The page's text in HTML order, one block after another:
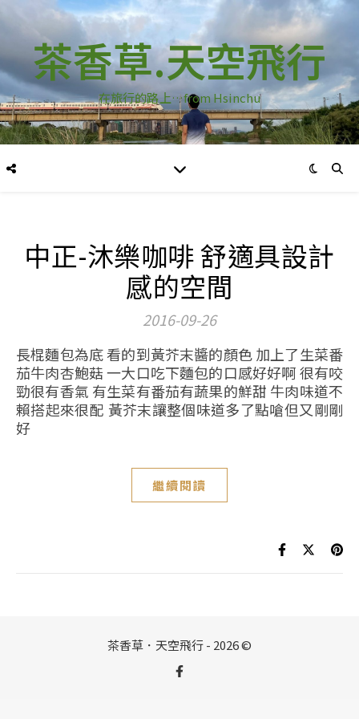
茶香草.天空飛行
在旅行的路上…from Hsinchu
中正-沐樂咖啡 舒適具設計
感的空間
2016-09-26
長棍麵包為底 看的到黃芥末醬的顏色 加上了生菜番
茄牛肉杏鮑菇 一大口吃下麵包的口感好好啊 很有咬
勁很有香氣 有生菜有番茄有蔬果的鮮甜 牛肉味道不
賴搭起來很配 黃芥末讓整個味道多了點嗆但又剛剛
好
繼續閱讀
茶香草．天空飛行 - 2026 ©